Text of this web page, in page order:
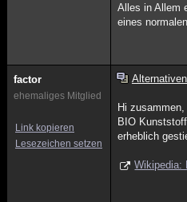
Alles in Allem
eines
factor
ehemaliges Mitglied
Link kopieren
Lesezeichen setzen
Hi zusammen,
BIO
erheblich
Wikipedia: